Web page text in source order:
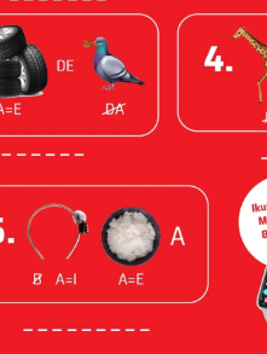
Sahabat
bulan
dari
lalu,
yang